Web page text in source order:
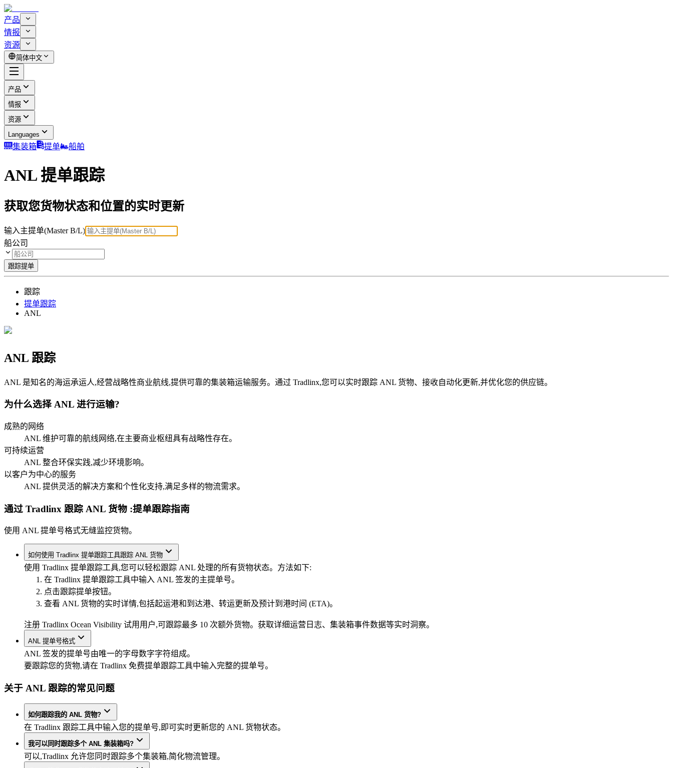
产品
情报
资源
简体中文
产品
情报
资源
Languages
集装箱 提单 船舶
ANL 提单跟踪
获取您货物状态和位置的实时更新
输入主提单(Master B/L)
船公司
跟踪提单
跟踪
提单跟踪
ANL
ANL 跟踪
ANL 是知名的海运承运人,经营战略性商业航线,提供可靠的集装箱运输服务。通过 Tradlinx,您可以实时跟踪 ANL 货物、接收自动化更新,并优化您的供应链。
为什么选择 ANL 进行运输?
成熟的网络
ANL 维护可靠的航线网络,在主要商业枢纽具有战略性存在。
可持续运营
ANL 整合环保实践,减少环境影响。
以客户为中心的服务
ANL 提供灵活的解决方案和个性化支持,满足多样的物流需求。
通过 Tradlinx 跟踪 ANL 货物 :提单跟踪指南
使用 ANL 提单号格式无缝监控货物。
如何使用 Tradlinx 提单跟踪工具跟踪 ANL 货物
使用 Tradlinx 提单跟踪工具,您可以轻松跟踪 ANL 处理的所有货物状态。方法如下:
在 Tradlinx 提单跟踪工具中输入 ANL 签发的主提单号。
点击跟踪提单按钮。
查看 ANL 货物的实时详情,包括起运港和到达港、转运更新及预计到港时间 (ETA)。
注册 Tradlinx Ocean Visibility 试用用户,可跟踪最多 10 次额外货物。获取详细运营日志、集装箱事件数据等实时洞察。
ANL 提单号格式
ANL 签发的提单号由唯一的字母数字字符组成。
要跟踪您的货物,请在 Tradlinx 免费提单跟踪工具中输入完整的提单号。
关于 ANL 跟踪的常见问题
如何跟踪我的 ANL 货物?
在 Tradlinx 跟踪工具中输入您的提单号,即可实时更新您的 ANL 货物状态。
我可以同时跟踪多个 ANL 集装箱吗?
可以,Tradlinx 允许您同时跟踪多个集装箱,简化物流管理。